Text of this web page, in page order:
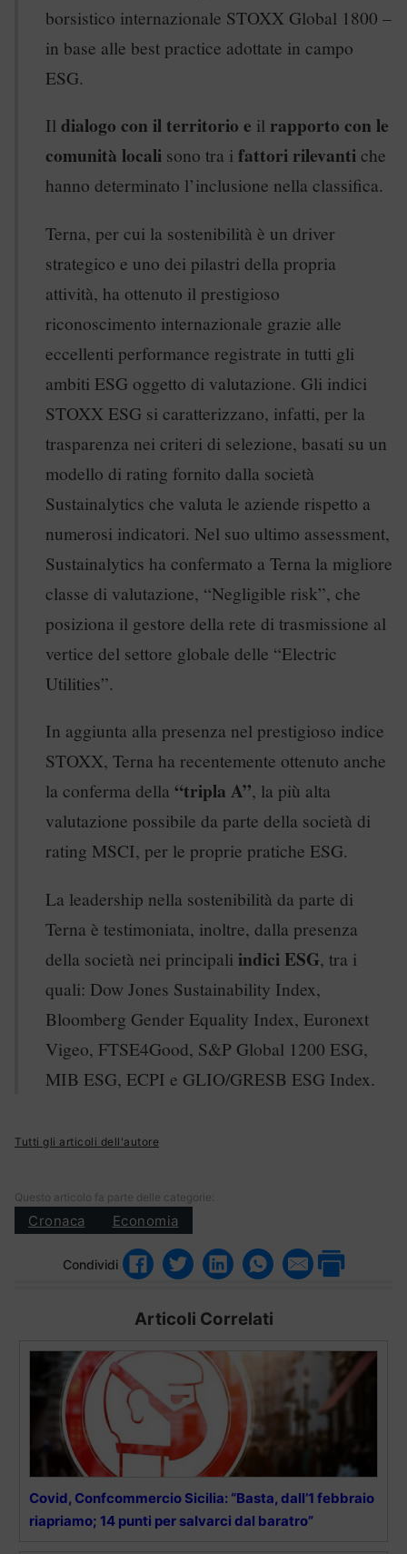
borsistico internazionale STOXX Global 1800 –
in base alle best practice adottate in campo
ESG.
Il dialogo con il territorio e il rapporto con le
comunità locali sono tra i fattori rilevantiche
hanno determinato l’inclusione nella classifica.
Terna, per cui la sostenibilità è un driver
strategico e uno dei pilastri della propria
attività, ha ottenuto il prestigioso
riconoscimento internazionale grazie alle
eccellenti performance registrate in tutti gli
ambiti ESG oggetto di valutazione. Gli indici
STOXX ESG si caratterizzano, infatti, per la
trasparenza nei criteri di selezione, basati su un
modello di rating fornito dalla società
Sustainalytics che valuta le aziende rispetto a
numerosi indicatori. Nel suo ultimo assessment,
Sustainalytics ha confermato a Terna la migliore
classe di valutazione, “Negligible risk”, che
posiziona il gestore della rete di trasmissione al
vertice del settore globale delle “Electric
Utilities”.
In aggiunta alla presenza nel prestigioso indice
STOXX, Terna ha recentemente ottenuto anche
la conferma della “tripla A”, la più alta
valutazione possibile da parte della società di
rating MSCI, per le proprie pratiche ESG.
La leadership nella sostenibilità da parte di
Terna è testimoniata, inoltre, dalla presenza
della società nei principali indici ESG, tra i
quali: Dow Jones Sustainability Index,
Bloomberg Gender Equality Index, Euronext
Vigeo, FTSE4Good, S&P Global 1200 ESG,
MIB ESG, ECPI e GLIO/GRESB ESG Index.
Tutti gli articoli dell'autore
Questo articolo fa parte delle categorie:
Cronaca Economia
Condividi
Articoli Correlati
Covid, Confcommercio Sicilia: “Basta, dall’1 febbraio
riapriamo; 14 punti per salvarci dal baratro”